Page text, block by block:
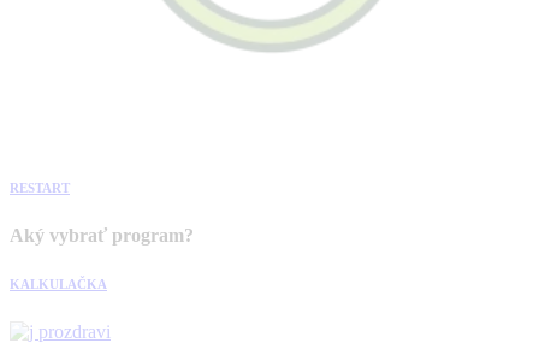
RESTART
Aký vybrať program?
KALKULAČKA